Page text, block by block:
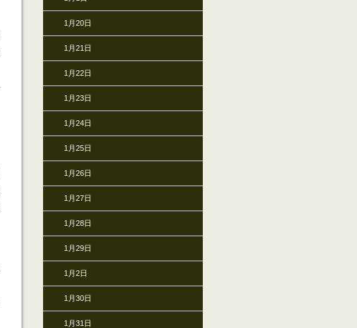
1月20日
1月21日
1月22日
1月23日
1月24日
1月25日
1月26日
1月27日
1月28日
1月29日
1月2日
1月30日
1月31日